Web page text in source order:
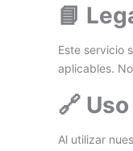
📘
Este servicio
aplicables.
🔗
Al utilizar